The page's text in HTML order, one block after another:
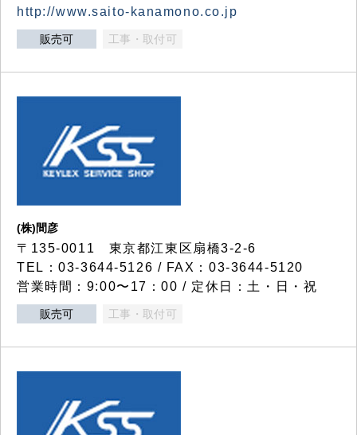
http://www.saito-kanamono.co.jp
販売可 工事・取付可
(株)間彦
〒135-0011 東京都江東区扇橋3-2-6
TEL：03-3644-5126 / FAX：03-3644-5120
営業時間：9:00〜17：00 / 定休日：土・日・祝
販売可 工事・取付可